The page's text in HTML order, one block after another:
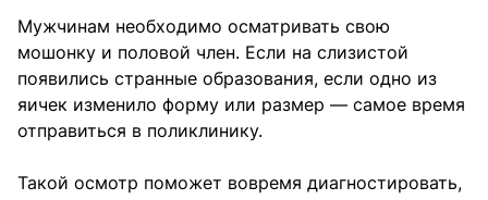
Мужчинам необходимо осматривать свою
мошонку и половой член. Если на слизистой
появились странные образования, если одно из
яичек изменило форму или размер — самое время
отправиться в поликлинику.
Такой осмотр поможет вовремя диагностировать,